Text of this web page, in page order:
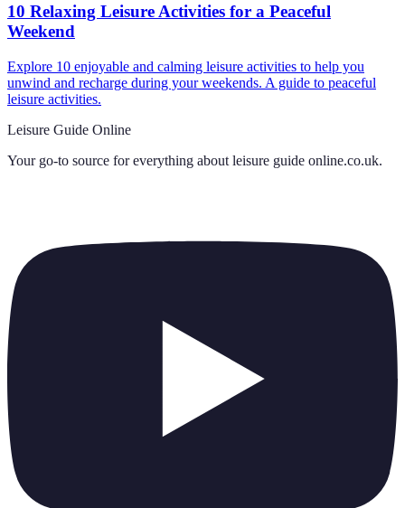
10 Relaxing Leisure Activities for a Peaceful
Weekend
Explore 10 enjoyable and calming leisure activities to help you
unwind and recharge during your weekends. A guide to peaceful
leisure activities.
Leisure Guide Online
Your go-to source for everything about leisure guide online.co.uk.